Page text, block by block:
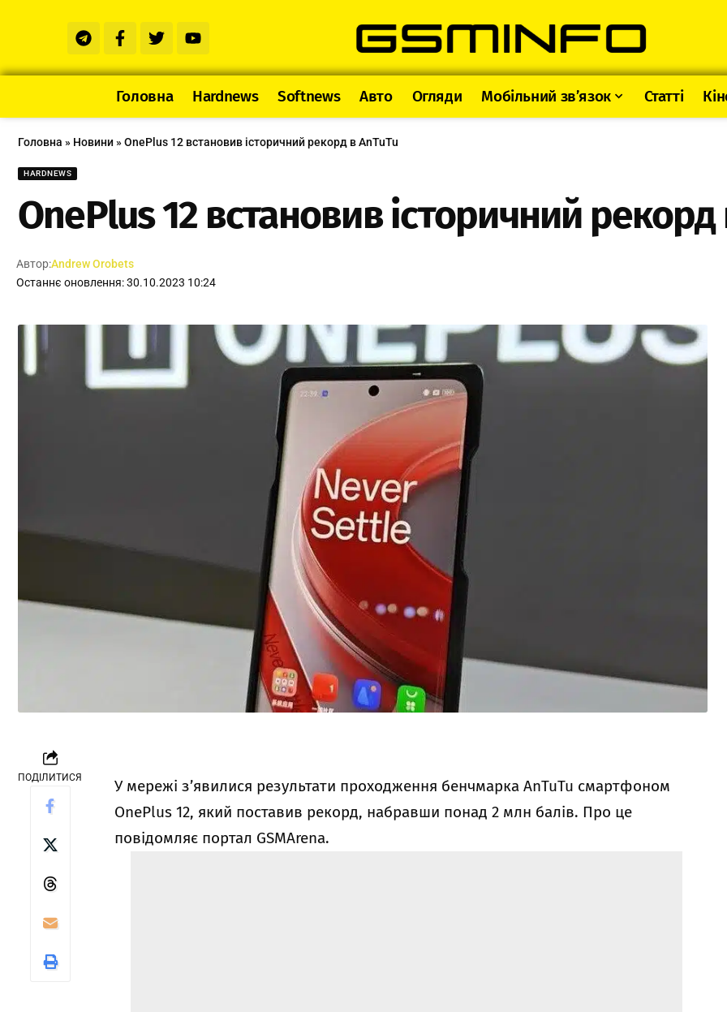
Головна Hardnews Softnews Авто Огляди Мобільний зв’язок Статті
Головна » Новини»OnePlus 12 встановив історичний рекорд в AnTuTu
HARDNEWS
OnePlus 12 встановив історичний рекорд
Останнє оновлення: 30.10.2023 10:24
Автор:Andrew Orobets
ПОДІЛИТИСЯ
У мережі з’явилися результати проходження бенчмарка AnTuTu смартфоном
OnePlus 12, який поставив рекорд, набравши понад 2 млн балів. Про це
повідомляє портал GSMArena.